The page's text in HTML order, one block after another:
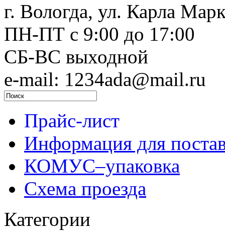
г. Вологда, ул. Карла
ПН-ПТ c 9:00 до 17:00
СБ-ВС выходной
e-mail: 1234ada@mail.ru
Прайс-лист
Информация для
КОМУС–упаковка
Схема проезда
Категории